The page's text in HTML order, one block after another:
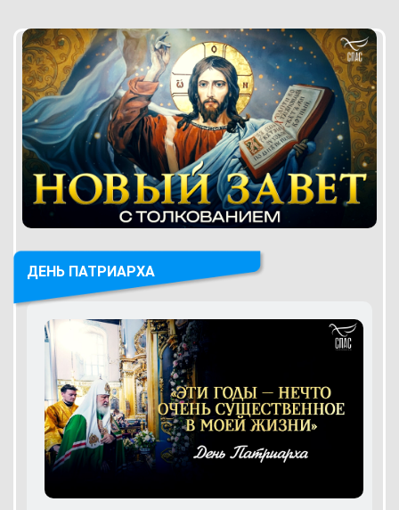
ДЕНЬ ПАТРИАРХА